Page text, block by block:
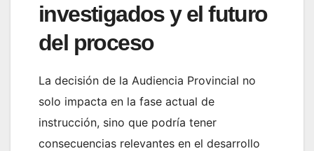
investigados y el futuro
del proceso
La decisión de la Audiencia Provincial no
solo impacta en la fase actual de
instrucción, sino que podría tener
consecuencias relevantes en el desarrollo